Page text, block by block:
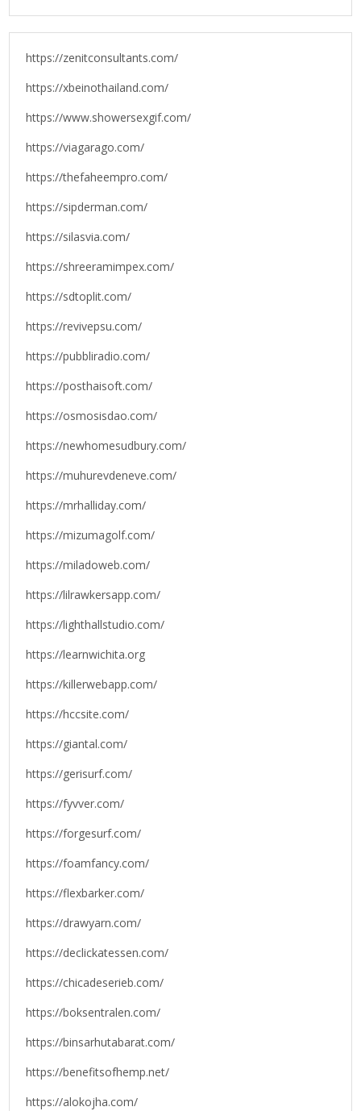
https://zenitconsultants.com/
https://xbeinothailand.com/
https://www.showersexgif.com/
https://viagarago.com/
https://thefaheempro.com/
https://sipderman.com/
https://silasvia.com/
https://shreeramimpex.com/
https://sdtoplit.com/
https://revivepsu.com/
https://pubbliradio.com/
https://posthaisoft.com/
https://osmosisdao.com/
https://newhomesudbury.com/
https://muhurevdeneve.com/
https://mrhalliday.com/
https://mizumagolf.com/
https://miladoweb.com/
https://lilrawkersapp.com/
https://lighthallstudio.com/
https://learnwichita.org
https://killerwebapp.com/
https://hccsite.com/
https://giantal.com/
https://gerisurf.com/
https://fyvver.com/
https://forgesurf.com/
https://foamfancy.com/
https://flexbarker.com/
https://drawyarn.com/
https://declickatessen.com/
https://chicadeserieb.com/
https://boksentralen.com/
https://binsarhutabarat.com/
https://benefitsofhemp.net/
https://alokojha.com/